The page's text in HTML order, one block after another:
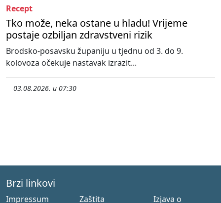
Recept
Tko može, neka ostane u hladu! Vrijeme
postaje ozbiljan zdravstveni rizik
Brodsko-posavsku županiju u tjednu od 3. do 9.
kolovoza očekuje nastavak izrazit...
03.08.2026. u 07:30
Brzi linkovi
Impressum Zaštita Izjava o